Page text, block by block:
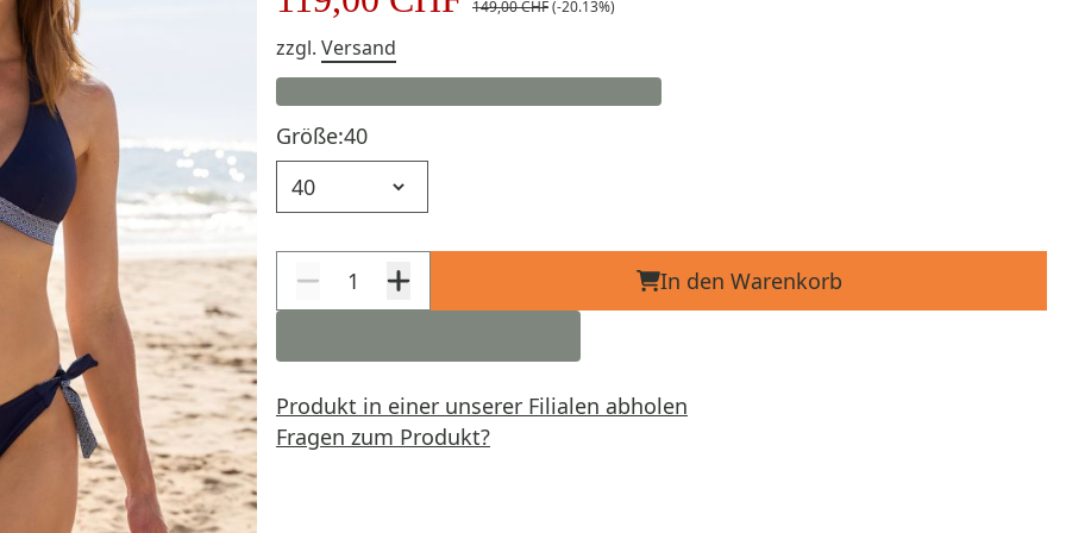
149,00 CHF(-20.13%)
zzgl. Versand
Größe:40
In den Warenkorb
Produkt in einer unserer Filialen abholen
Fragen zum Produkt?